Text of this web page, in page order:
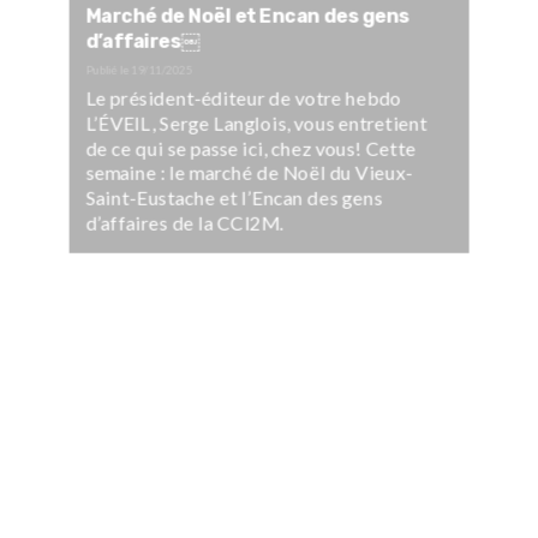
Marché de Noël et Encan des gens
d’affaires￼
Le président-éditeur de votre hebdo
L’ÉVEIL, Serge Langlois, vous entretient
de ce qui se passe ici, chez vous! Cette
semaine : le marché de Noël du Vieux-
Saint-Eustache et l’Encan des gens
d’affaires de la CCI2M.